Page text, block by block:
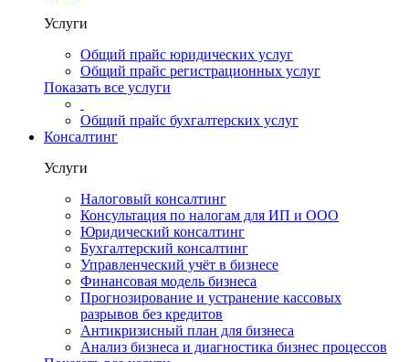
Услуги
Общий прайс юридических услуг
Общий прайс регистрационных услуг
Показать все услуги
Общий прайс бухгалтерских услуг
Консалтинг
Услуги
Налоговый консалтинг
Консультация по налогам для ИП и ООО
Юридический консалтинг
Бухгалтерский консалтинг
Управленческий учёт в бизнесе
Финансовая модель бизнеса
Прогнозирование и устранение кассовых
разрывов без кредитов
Антикризисный план для бизнеса
Анализ бизнеса и диагностика бизнес процессов